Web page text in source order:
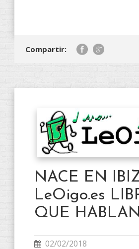
Compartir:
NACE EN
LeOigo.es
QUE HABLAN
02/02/2018